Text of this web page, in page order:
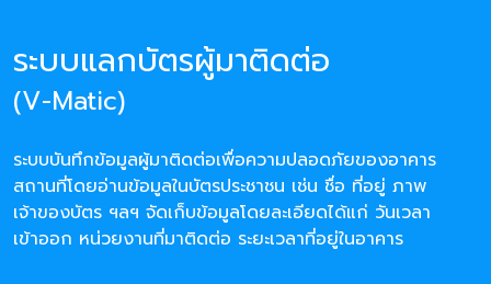
ระบบแลกบัตรผู้มาติดต่อ
(V-Matic)
ระบบบันทึกข้อมูลผู้มาติดต่อเพื่อความปลอดภัยของอาคาร
สถานที่โดยอ่านข้อมูลในบัตรประชาชน เช่น ชื่อ ที่อยู่ ภาพ
เจ้าของบัตร ฯลฯ จัดเก็บข้อมูลโดยละเอียดได้แก่ วันเวลา
เข้าออก หน่วยงานที่มาติดต่อ ระยะเวลาที่อยู่ในอาคาร